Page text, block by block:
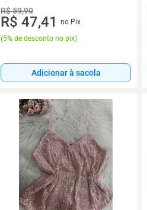
R$ 59,90
R$ 47,41
no Pix
(5% de desconto no pix)
Adicionar à sacola